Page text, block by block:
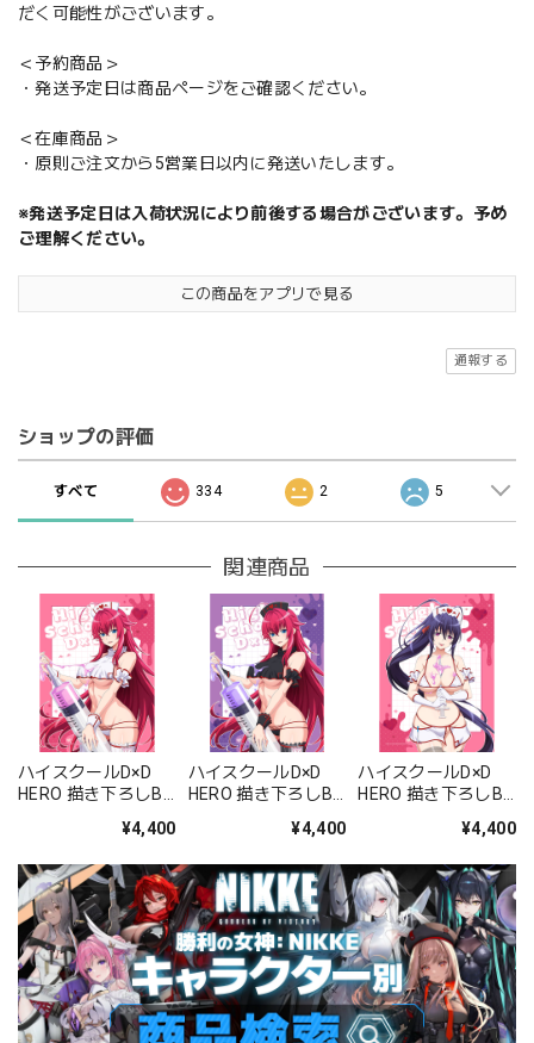
だく可能性がございます。
＜予約商品＞
・発送予定日は商品ページをご確認ください。
＜在庫商品＞
・原則ご注文から5営業日以内に発送いたします。
※発送予定日は入荷状況により前後する場合がございます。予め
ご理解ください。
この商品をアプリで見る
通報する
ショップの評価
すべて 334 2 5
関連商品
ハイスクールD×D
HERO 描き下ろしB2
ス・グレモリー/白
¥4,400
ハイスクールD×D
HERO 描き下ろしB2
ス・グレモリー/黒
¥4,400
ハイスクールD×D
HERO 描き下ろしB2
朱乃/白ナース)Wス
¥4,400